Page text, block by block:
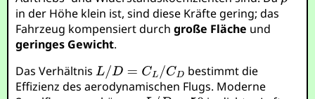
in der Höhe klein ist, sind diese Kräfte gering; das
Fahrzeug kompensiert durchgroße Fläche und
geringes Gewicht.
Das Verhältnis
bestimmt die
Effizienz des aerodynamischen Flugs. Moderne